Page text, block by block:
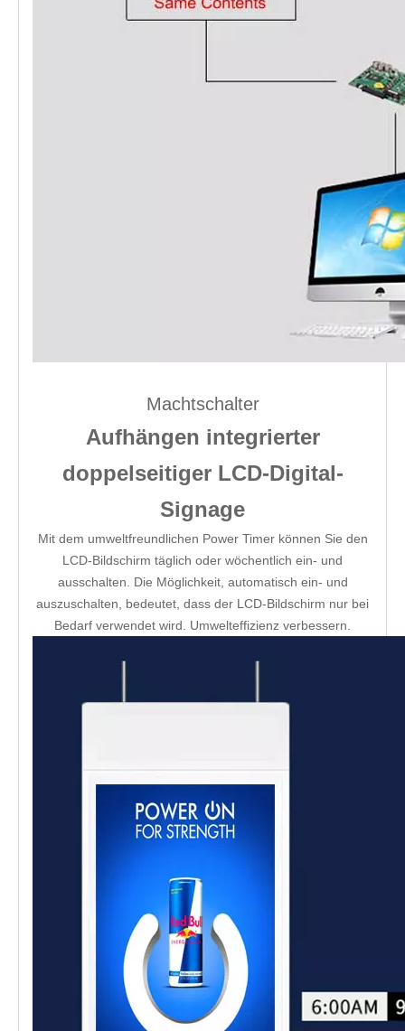
Machtschalter
Aufhängen integrierter
doppelseitiger LCD-Digital-
Signage
Mit dem umweltfreundlichen Power Timer können Sie den
LCD-Bildschirm täglich oder wöchentlich ein- und
ausschalten. Die Möglichkeit, automatisch ein- und
auszuschalten, bedeutet, dass der LCD-Bildschirm nur bei
Bedarf verwendet wird. Umwelteffizienz verbessern.